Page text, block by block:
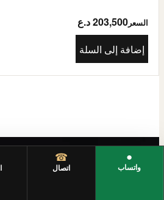
●
واتساب
☎
اتصال
السعر 203,500 د.ع
إضافة إلى السلة